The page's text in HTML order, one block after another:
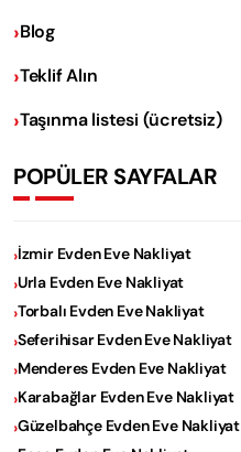
Blog
Teklif Alın
Taşınma listesi (ücretsiz)
POPÜLER SAYFALAR
İzmir Evden Eve Nakliyat
Urla Evden Eve Nakliyat
Torbalı Evden Eve Nakliyat
Seferihisar Evden Eve Nakliyat
Menderes Evden Eve Nakliyat
Karabağlar Evden Eve Nakliyat
Güzelbahçe Evden Eve Nakliyat